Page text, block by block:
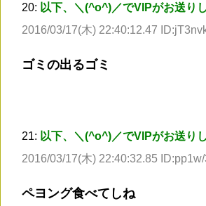
20: 以下、＼(^o^)／でVIPがお送り
2016/03/17(木) 22:40:12.47
ゴミの出るゴミ
21: 以下、＼(^o^)／でVIPがお送り
2016/03/17(木) 22:40:32.85
ペヨング食べてしね